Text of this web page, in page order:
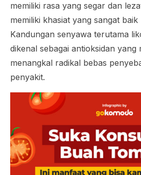
memiliki rasa yang segar dan
memiliki khasiat yang sangat
Kandungan senyawa terutama
dikenal sebagai antioksidan yang
menangkal radikal bebas
penyakit.